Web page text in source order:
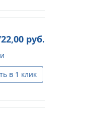
руб.
в 1 клик